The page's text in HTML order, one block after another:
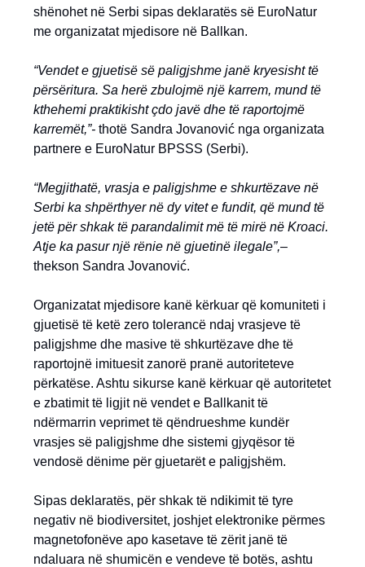
shënohet në Serbi sipas deklaratës së EuroNatur
me organizatat mjedisore në Ballkan.
“Vendet e gjuetisë së paligjshme janë kryesisht të
përsëritura. Sa herë zbulojmë një karrem, mund të
kthehemi praktikisht çdo javë dhe të raportojmë
karremët,”- thotë Sandra Jovanović nga organizata
partnere e EuroNatur BPSSS (Serbi).
“Megjithatë, vrasja e paligjshme e shkurtëzave në
Serbi ka shpërthyer në dy vitet e fundit, që mund të
jetë për shkak të parandalimit më të mirë në Kroaci.
Atje ka pasur një rënie në gjuetinë ilegale”,–
thekson Sandra Jovanović.
Organizatat mjedisore kanë kërkuar që komuniteti i
gjuetisë të ketë zero tolerancë ndaj vrasjeve të
paligjshme dhe masive të shkurtëzave dhe të
raportojnë imituesit zanorë pranë autoriteteve
përkatëse. Ashtu sikurse kanë kërkuar që autoritetet
e zbatimit të ligjit në vendet e Ballkanit të
ndërmarrin veprimet të qëndrueshme kundër
vrasjes së paligjshme dhe sistemi gjyqësor të
vendosë dënime për gjuetarët e paligjshëm.
Sipas deklaratës, për shkak të ndikimit të tyre
negativ në biodiversitet, joshjet elektronike përmes
magnetofonëve apo kasetave të zërit janë të
ndaluara në shumicën e vendeve të botës, ashtu